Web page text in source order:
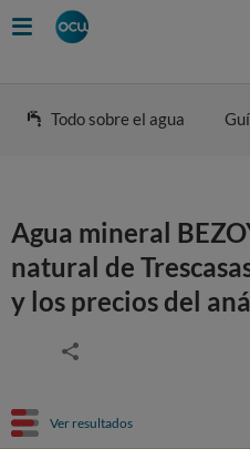
Todo sobre el agua
Agua mineral
natural de
y los precios del
Ver resultados